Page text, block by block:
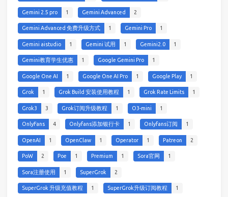
Gemini 2.5 pro 1 Gemini Advanced 2
Gemini Advanced 免费升级方式 1 Gemini Pro 1
Gemini aistudio 1 Gemini 试用 1 Gemini2.0 1
Gemini教育学生优惠 1 Google Gemini Pro 1
Google One AI 1 Google One AI Pro 1 Google Play 1
Grok 1 Grok Build 安装使用教程 1 Grok Rate Limits 1
Grok3 3 Grok订阅升级教程 1 O3-mini 1
OnlyFans 4 Onlyfans添加银行卡 1 Onlyfans订阅 1
OpenAI 1 OpenClaw 1 Operator 1 Patreon 2
PoW 2 Poe 1 Premium 1 Sora官网 1
Sora注册使用 1 SuperGrok 2
SuperGrok 升级充值教程 1 SuperGrok升级订阅教程 1